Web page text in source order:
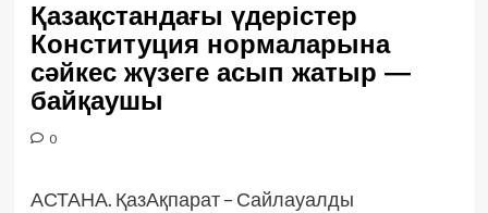
Қазақстандағы үдерістер
Конституция нормаларына
сәйкес жүзеге асып жатыр —
байқаушы
0
АСТАНА. ҚазАқпарат – Сайлауалды